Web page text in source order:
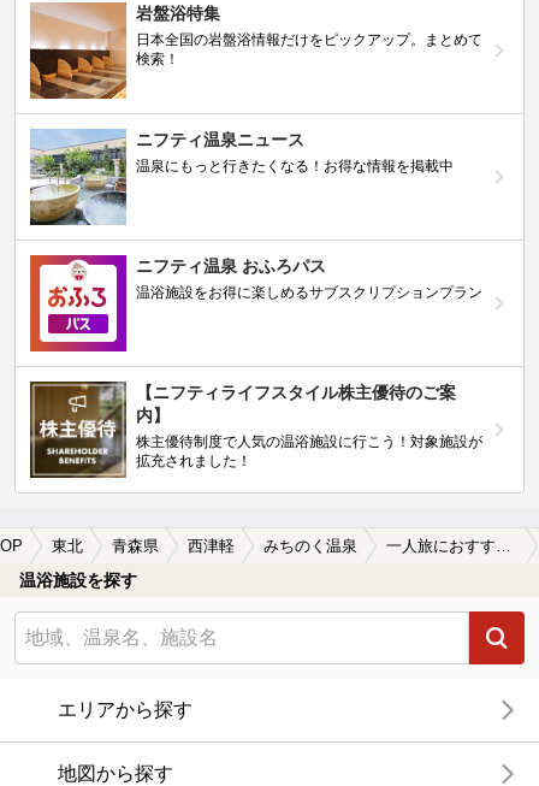
岩盤浴特集
日本全国の岩盤浴情報だけをピックアップ。まとめて
検索！
ニフティ温泉ニュース
温泉にもっと行きたくなる！お得な情報を掲載中
ニフティ温泉 おふろパス
温浴施設をお得に楽しめるサブスクリプションプラン
【ニフティライフスタイル株主優待のご案
内】
株主優待制度で人気の温浴施設に行こう！対象施設が
拡充されました！
東北 青森県 西津軽 みちのく温泉 一人旅におすすめのみちのく温泉の温泉、日帰り温泉、スーパー銭湯おすすめ
温浴施設を探す
エリアから探す
地図から探す